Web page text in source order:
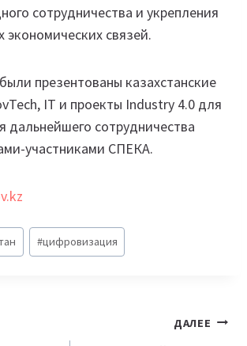
сотрудничества и укрепления
экономических связей.
презентованы казахстанские
IT и проекты Industry 4.0 для
дальнейшего сотрудничества
участниками СПЕКА.
#цифровизация
ДАЛЕЕ